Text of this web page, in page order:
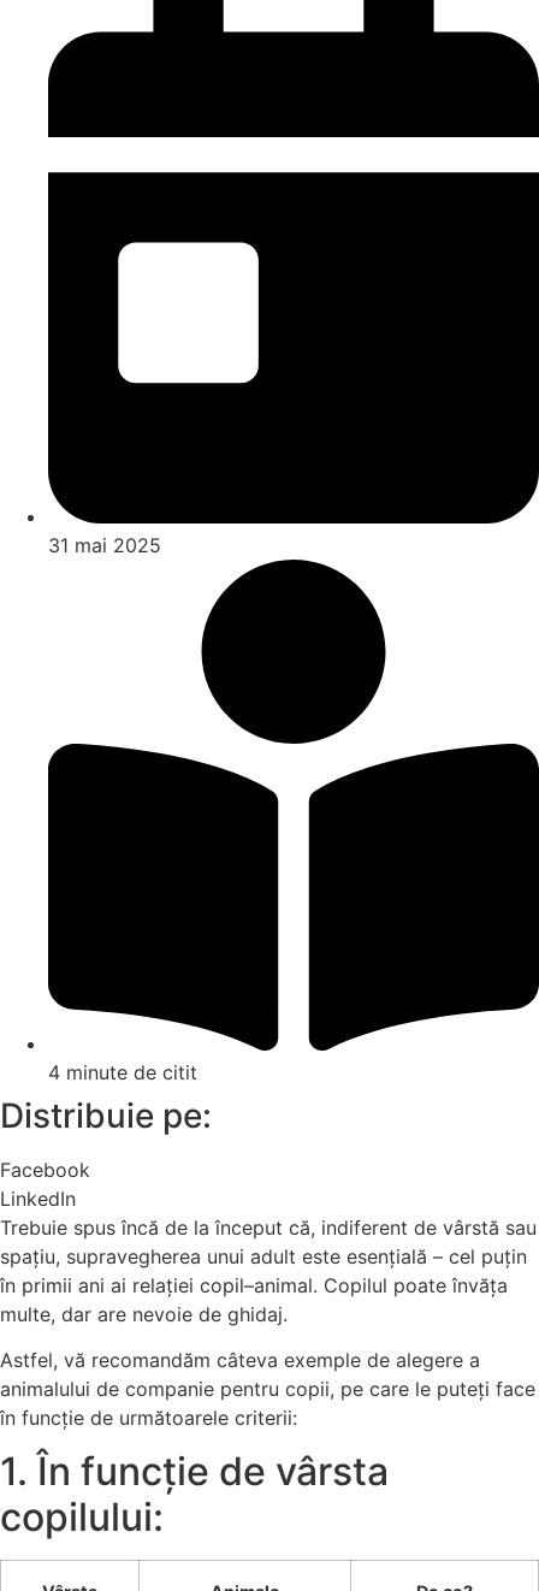
31 mai 2025
4 minute de citit
Distribuie pe:
Facebook
LinkedIn
Trebuie spus încă de la început că, indiferent de vârstă sau
spațiu, supravegherea unui adult este esențială – cel puțin
în primii ani ai relației copil–animal. Copilul poate învăța
multe, dar are nevoie de ghidaj.
Astfel, vă recomandăm câteva exemple de alegere a
animalului de companie pentru copii, pe care le puteți face
în funcție de următoarele criterii:
1. În funcție de vârsta
copilului: